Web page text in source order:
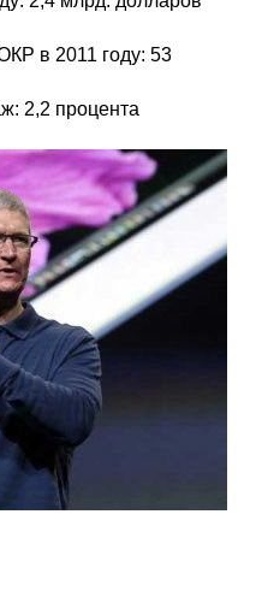
в 2011 году: 53
2,2 процента